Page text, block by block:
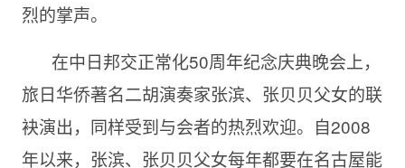
烈的掌声。
在中日邦交正常化50周年纪念庆典晚会上，
旅日华侨著名二胡演奏家张滨、张贝贝父女的联
袂演出，同样受到与会者的热烈欢迎。自2008
年以来，张滨、张贝贝父女每年都要在名古屋能